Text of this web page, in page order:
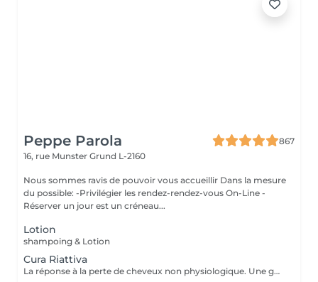
Peppe Parola
867
16, rue Munster Grund L-2160
Nous sommes ravis de pouvoir vous accueillir Dans la mesure
du possible: -Privilégier les rendez-rendez-vous On-Line -
Réserver un jour est un créneau...
Lotion
shampoing & Lotion
Cura Riattiva
La réponse à la perte de cheveux non physiologique. Une gamme spéciale de produits dédiée à la chute non physiologique des cheveux. Les produits CURA RIATTIVA contrecarrent la chute des cheveux et stimulent les cheveux. repousse naturellement. Des essences pures de fleurs et de plantes comme une sélection d'Huiles Essentielles font le reste, pour donner aux clients une sensation d'énergie fraîche et agréable.